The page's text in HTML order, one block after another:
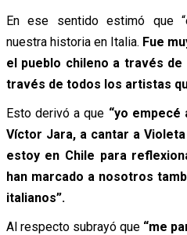
En ese sentido estimó que
nuestra historia en Italia. Fue
el pueblo chileno a través de
través de todos los artistas
Esto derivó a que “yo empecé
Víctor Jara, a cantar a
estoy en Chile para
han marcado a nosotros
italianos”.
Al respecto subrayó que “me